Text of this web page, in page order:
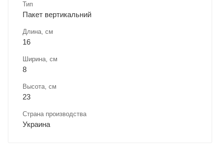
Тип
Пакет вертикальний
Длина, cм
16
Ширина, cм
8
Высота, см
23
Страна производства
Украина